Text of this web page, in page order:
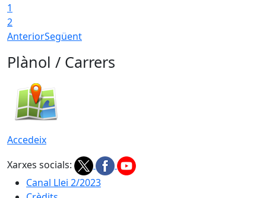
1
2
AnteriorSegüent
Plànol / Carrers
Accedeix
Xarxes socials:
Canal Llei 2/2023